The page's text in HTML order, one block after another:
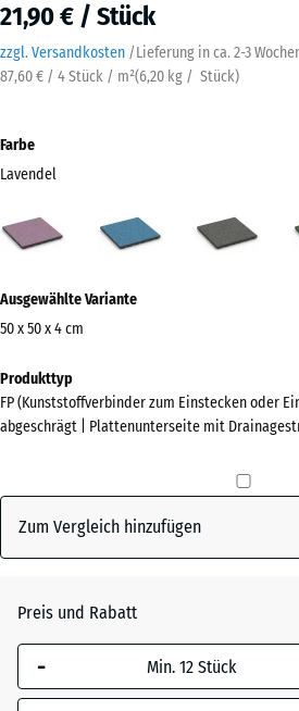
21,90 € / Stück
zzgl. Versandkosten /Lieferung in ca. 2-3
87,60 € / 4 Stück / m²(6,20 kg / Stück)
Farbe
Lavendel
(active)
Informationen
zu
Farben?
Farbpalette
Lavendel(active)
Ausgewählte Variante
50 x 50 x 4 cm
Abmessungen
für
den
x
500
Die gewählte, blau
umrandete
Abmessung wird
Produkttyp
FP (Kunststoffverbinder zum Einstecken oder
abgeschrägt | Plattenunterseite mit
Zum Vergleich hinzufügen
Preis und Rabatt
-